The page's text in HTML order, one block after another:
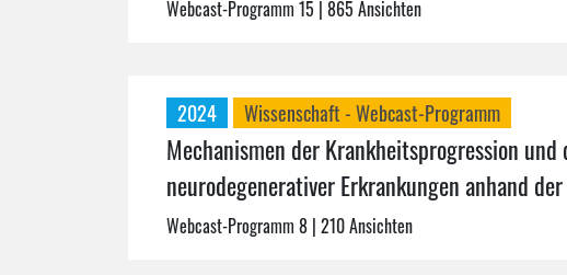
Webcast-Programm 15 | 865 Ansichten
2024 Wissenschaft - Webcast-Programm
Mechanismen der Krankheitsprogression
neurodegenerativer Erkrankungen anhand
Webcast-Programm 8 | 210 Ansichten